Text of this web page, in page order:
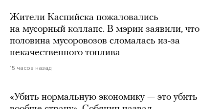
Жители Каспийска пожаловались
на мусорный коллапс. В мэрии заявили, что
половина мусоровозов сломалась из-за
некачественного топлива
15 часов назад
«Убить нормальную экономику — это убить